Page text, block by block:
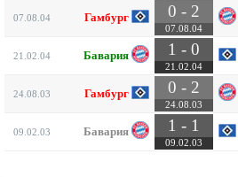
07.08.04 Гамбург 0 - 2
07.08.04
21.02.04 Бавария 1 - 0
21.02.04
24.08.03 Гамбург 0 - 2
24.08.03
09.02.03 Бавария 1 - 1
09.02.03